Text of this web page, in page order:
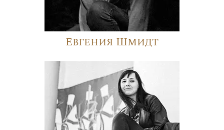
Евгения Шмидт